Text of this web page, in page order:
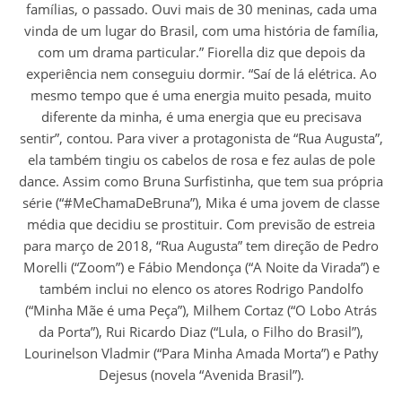
famílias, o passado. Ouvi mais de 30 meninas, cada uma
vinda de um lugar do Brasil, com uma história de família,
com um drama particular.” Fiorella diz que depois da
experiência nem conseguiu dormir. “Saí de lá elétrica. Ao
mesmo tempo que é uma energia muito pesada, muito
diferente da minha, é uma energia que eu precisava
sentir”, contou. Para viver a protagonista de “Rua Augusta”,
ela também tingiu os cabelos de rosa e fez aulas de pole
dance. Assim como Bruna Surfistinha, que tem sua própria
série (“#MeChamaDeBruna”), Mika é uma jovem de classe
média que decidiu se prostituir. Com previsão de estreia
para março de 2018, “Rua Augusta” tem direção de Pedro
Morelli (“Zoom”) e Fábio Mendonça (“A Noite da Virada”) e
também inclui no elenco os atores Rodrigo Pandolfo
(“Minha Mãe é uma Peça”), Milhem Cortaz (“O Lobo Atrás
da Porta”), Rui Ricardo Diaz (“Lula, o Filho do Brasil”),
Lourinelson Vladmir (“Para Minha Amada Morta”) e Pathy
Dejesus (novela “Avenida Brasil”).